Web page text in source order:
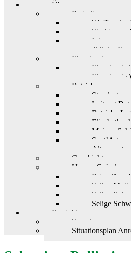
Über uns
Portrait
Wofür wir
Struktur
Interesse
Teil der
Einsatzorte
Einsatzorte
Einsatzorte
Betriebe
Standorte
Leitung
Betriebe
Maison
Geschichte
Unsere Gründer
Pater
Selige
Selige
Selige
Kontakt
Spenden
Situationsplan